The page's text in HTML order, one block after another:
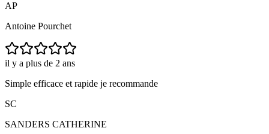
AP
Antoine Pourchet
il y a plus de 2 ans
Simple efficace et rapide je recommande
SC
SANDERS CATHERINE